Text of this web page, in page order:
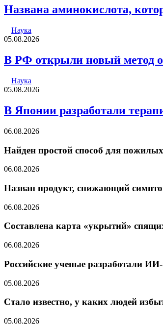
Названа аминокислота,
Наука
05.08.2026
В РФ открыли новый метод
Наука
05.08.2026
В Японии разработали
06.08.2026
Найден простой способ для
06.08.2026
Назван продукт, снижающий
06.08.2026
Составлена карта «укрытий»
06.08.2026
Российские ученые разработали
05.08.2026
Стало известно, у каких людей
05.08.2026